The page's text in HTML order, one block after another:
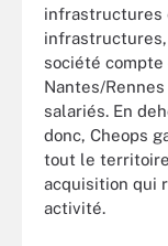
infrastructures
société compte
Nantes/
salariés. En
donc, Cheops
tout le
acquisition qui
activité.